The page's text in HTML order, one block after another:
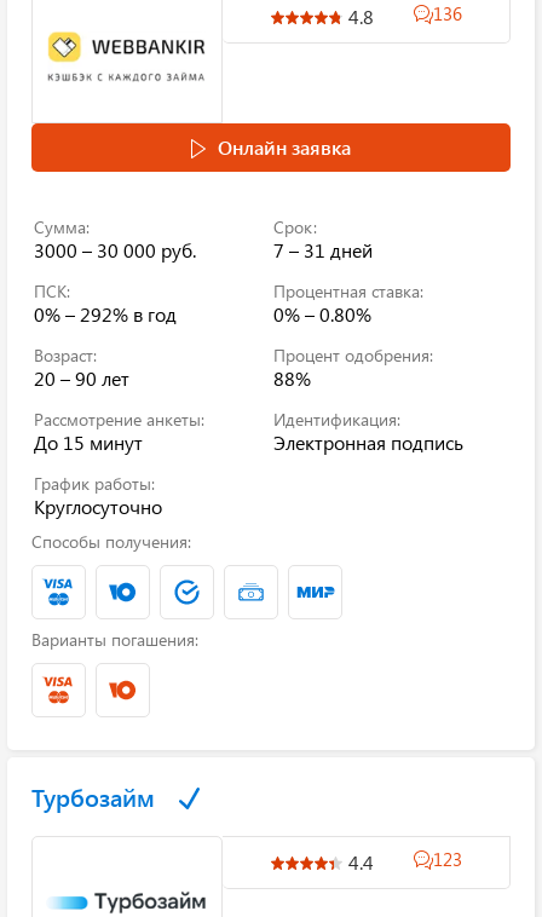
4.8 136
Онлайн заявка
Сумма:
3000 – 30 000 руб.
Срок:
7 – 31 дней
ПСК:
0% – 292% в год
Процентная ставка:
0% – 0.80%
Возраст:
20 – 90 лет
Процент одобрения:
88%
Рассмотрение анкеты:
До 15 минут
Идентификация:
Электронная подпись
График работы:
Круглосуточно
Способы получения:
Варианты погашения:
Турбозайм
4.4 123